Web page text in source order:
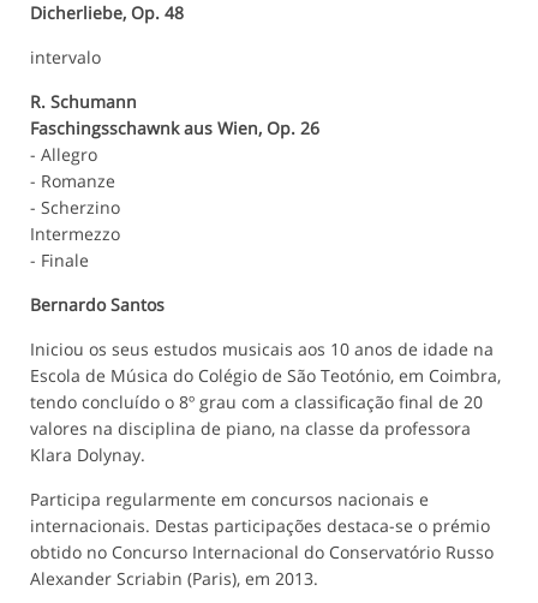
Dicherliebe, Op. 48
intervalo
R. Schumann
Faschingsschawnk aus Wien, Op. 26
- Allegro
- Romanze
- Scherzino
Intermezzo
- Finale
Bernardo Santos
Iniciou os seus estudos musicais aos 10 anos de idade na
Escola de Música do Colégio de São Teotónio, em Coimbra,
tendo concluído o 8º grau com a classificação final de 20
valores na disciplina de piano, na classe da professora
Klara Dolynay.
Participa regularmente em concursos nacionais e
internacionais. Destas participações destaca-se o prémio
obtido no Concurso Internacional do Conservatório Russo
Alexander Scriabin (Paris), em 2013.